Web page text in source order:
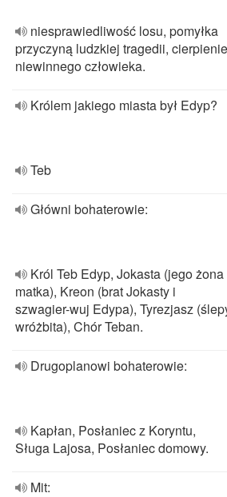
niesprawiedliwość losu, pomyłka
przyczyną ludzkiej tragedii, cierpienie
niewinnego człowieka.
Królem jakiego miasta był Edyp?
Teb
Główni bohaterowie:
Król Teb Edyp, Jokasta (jego żona
matka), Kreon (brat Jokasty i
szwagier-wuj Edypa), Tyrezjasz
wróżbita), Chór Teban.
Drugoplanowi bohaterowie:
Kapłan, Posłaniec z Koryntu,
Sługa Lajosa, Posłaniec domowy.
Mit: